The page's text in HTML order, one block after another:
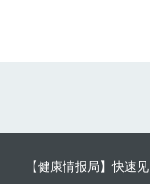
【健康情报局】快速见